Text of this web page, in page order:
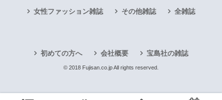
女性ファッション雑誌 その他雑誌 全雑誌
初めての方へ 会社概要 宝島社の雑誌
© 2018 Fujisan.co.jp All rights reserved.